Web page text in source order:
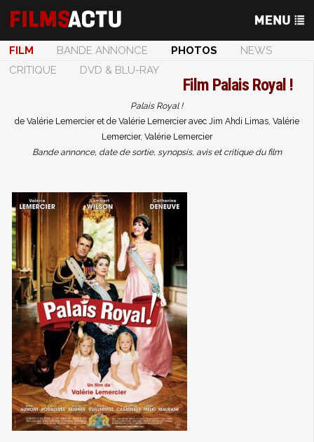
FILM BANDE ANNONCE PHOTOS
NEWS
CRITIQUE
DVD & BLU-RAY
Film Palais Royal !
Palais Royal !
de Valérie Lemercier et de Valérie Lemercier avec Jim Ahdi Limas, Valérie
Lemercier, Valérie Lemercier
Bande annonce, date de sortie, synopsis, avis et critique du film